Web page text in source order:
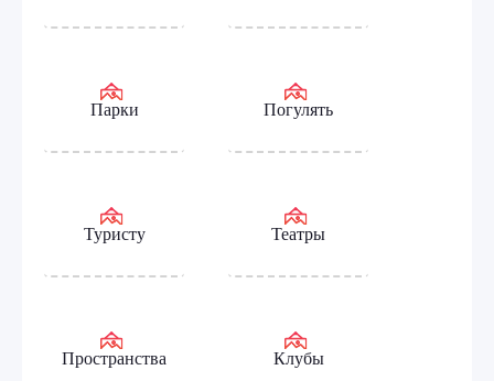
Парки Погулять
Туристу Театры
Пространства Клубы